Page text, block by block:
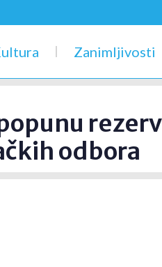
Zanimljivosti
odbora